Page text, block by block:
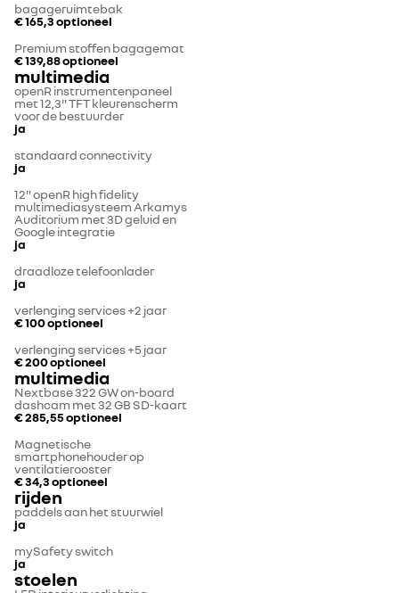
bagageruimtebak
€ 165,3optioneel
Premium stoffen bagagemat
€ 139,88optioneel
multimedia
openR instrumentenpaneel
met 12,3" TFT kleurenscherm
voor de bestuurder
ja
standaard connectivity
ja
12" openR high fidelity
multimediasysteem Arkamys
Auditorium met 3D geluid en
Google integratie
ja
draadloze telefoonlader
ja
verlenging services +2 jaar
€ 100optioneel
verlenging services +5 jaar
€ 200optioneel
multimedia
Nextbase 322 GW on-board
dashcam met 32 GB SD-kaart
€ 285,55optioneel
Magnetische
smartphonehouder op
ventilatierooster
€ 34,3optioneel
rijden
paddels aan het stuurwiel
ja
mySafety switch
ja
stoelen